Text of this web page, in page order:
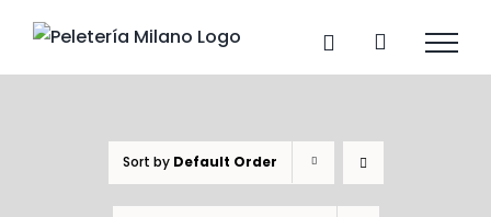
content
Sort by Default Order